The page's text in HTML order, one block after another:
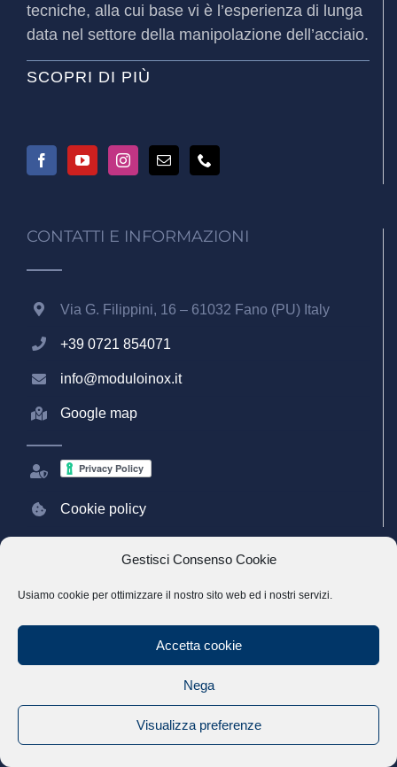
Gestisci Consenso Cookie
Usiamo cookie per ottimizzare il nostro sito web ed i nostri servizi.
Accetta cookie
Nega
Visualizza preferenze
tecniche, alla cui base vi è l’esperienza di lunga
data nel settore della manipolazione dell’acciaio.
SCOPRI DI PIÙ
CONTATTI E INFORMAZIONI
Via G. Filippini, 16 – 61032 Fano (PU) Italy
+39 0721 854071
info@moduloinox.it
Google map
Cookie policy
Sportelli e cassetti in acciaio inox
Accessori Bar Gelaterie
Accessori Gastronomia